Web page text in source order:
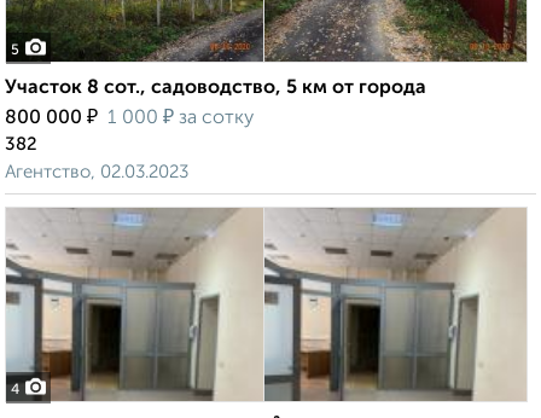
5
Участок 8 сот., садоводство, 5 км от города
800 000 ₽ 1 000 ₽ за сотку
382
Агентство, 02.03.2023
4